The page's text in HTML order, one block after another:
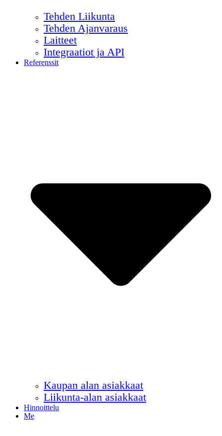
Tehden Liikunta
Tehden Ajanvaraus
Laitteet
Integraatiot ja API
Referenssit
Kaupan alan asiakkaat
Liikunta-alan asiakkaat
Hinnoittelu
Me